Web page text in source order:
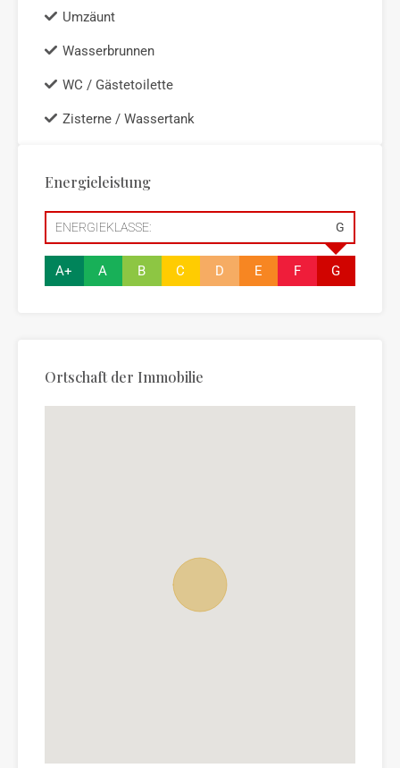
Umzäunt
Wasserbrunnen
WC / Gästetoilette
Zisterne / Wassertank
Energieleistung
ENERGIEKLASSE: G
A+ A B C D E F G
Ortschaft der Immobilie